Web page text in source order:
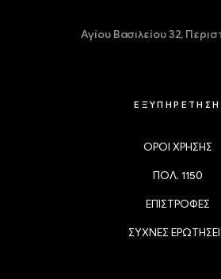
Αγίου Βασιλείου 32,
ΕΞΥΠΗΡΕΤΗΣΗ
ΟΡΟΙ ΧΡΗΣΗΣ
ΠΟΛ. 1150
ΕΠΙΣΤΡΟΦΕΣ
ΣΥΧΝΕΣ